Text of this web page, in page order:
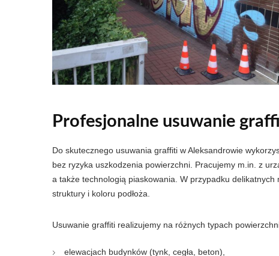
Profesjonalne usuwanie
Do skutecznego usuwania graffiti w Aleksandrowie
bez ryzyka uszkodzenia powierzchni. Pracujemy m.in. z
a także technologią piaskowania. W przypadku
struktury i koloru podłoża.
Usuwanie graffiti realizujemy na różnych typach
elewacjach budynków (tynk, cegła, beton),